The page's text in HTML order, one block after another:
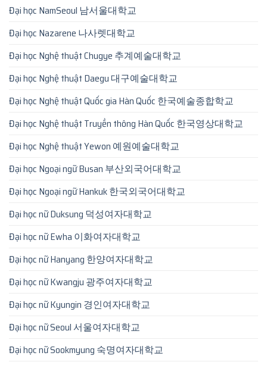
Đại học NamSeoul 남서울대학교
Đại học Nazarene 나사렛대학교
Đại học Nghệ thuật Chugye 추계예술대학교
Đại học Nghệ thuật Daegu 대구예술대학교
Đại học Nghệ thuật Quốc gia Hàn Quốc 한국예술종합학교
Đại học Nghệ thuật Truyền thông Hàn Quốc 한국영상대학교
Đại học Nghệ thuật Yewon 예원예술대학교
Đại học Ngoại ngữ Busan 부산외국어대학교
Đại học Ngoại ngữ Hankuk 한국외국어대학교
Đại học nữ Duksung 덕성여자대학교
Đại học nữ Ewha 이화여자대학교
Đại học nữ Hanyang 한양여자대학교
Đại học nữ Kwangju 광주여자대학교
Đại học nữ Kyungin 경인여자대학교
Đại học nữ Seoul 서울여자대학교
Đại học nữ Sookmyung 숙명여자대학교